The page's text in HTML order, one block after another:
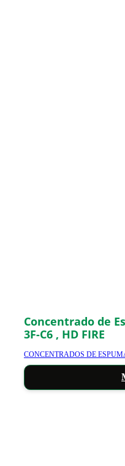
Concentrado de
3F-C6 , HD FIRE
CONCENTRADOS DE